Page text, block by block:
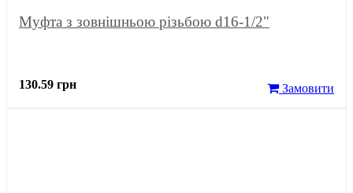
Муфта з зовнішньою різьбою d16-1/2"
130.59 грн Замовити